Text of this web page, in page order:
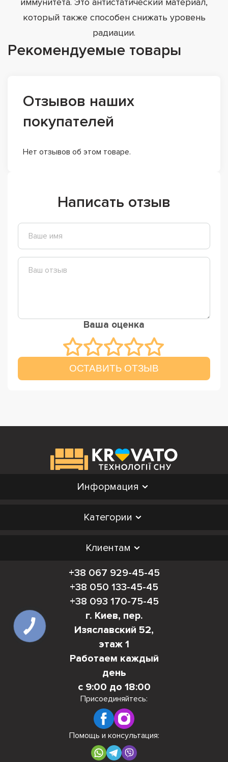
который также способен снижать уровень
радиации.
Рекомендуемые товары
Отзывов наших
покупателей
Нет отзывов об этом товаре.
Написать отзыв
Ваша оценка
ОСТАВИТЬ ОТЗЫВ
Информация
Категории
Клиентам
+38 067 929-45-45
+38 050 133-45-45
+38 093 170-75-45
г. Киев, пер.
Изяславский 52,
этаж 1
Работаем каждый
день
с 9:00 до 18:00
Присоединяйтесь:
Помощь и консультация: